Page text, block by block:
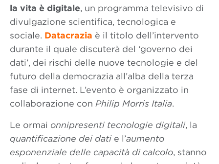
la vita è digitale, un programma televisivo di
divulgazione scientifica, tecnologica e
sociale. Datacrazia è il titolo dell’intervento
durante il quale discuterà del ‘governo dei
dati’, dei rischi delle nuove tecnologie e del
futuro della democrazia all’alba della terza
fase di internet. L’evento è organizzato in
collaborazione con Philip Morris Italia.
Le ormai onnipresenti tecnologie digitali, la
quantificazione dei datie l’aumento
esponenziale delle capacità di calcolo, stanno